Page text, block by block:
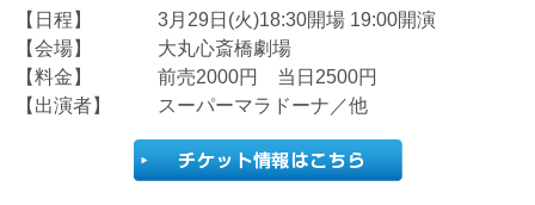
【日程】
3月29日(火)18:30開場 19:00開演
【会場】
大丸心斎橋劇場
【料金】
前売2000円 当日2500円
【出演者】
スーパーマラドーナ／他